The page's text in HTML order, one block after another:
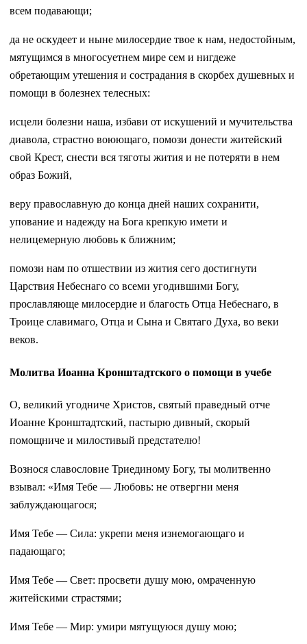
всем подавающи;
да не оскудеет и ныне милосердие твое к нам, недостойным,
мятущимся в многосуетнем мире сем и нигдеже
обретающим утешения и сострадания в скорбех душевных и
помощи в болезнех телесных:
исцели болезни наша, избави от искушений и мучительства
диавола, страстно воюющаго, помози донести житейский
свой Крест, снести вся тяготы жития и не потеряти в нем
образ Божий,
веру православную до конца дней наших сохранити,
упование и надежду на Бога крепкую имети и
нелицемерную любовь к ближним;
помози нам по отшествии из жития сего достигнути
Царствия Небеснаго со всеми угодившими Богу,
прославляюще милосердие и благость Отца Небеснаго, в
Троице славимаго, Отца и Сына и Святаго Духа, во веки
веков.
Молитва Иоанна Кронштадтского о помощи в учебе
О, великий угодниче Христов, святый праведный отче
Иоанне Кронштадтский, пастырю дивный, скорый
помощниче и милостивый предстателю!
Вознося славословие Триединому Богу, ты молитвенно
взывал: «Имя Тебе — Любовь: не отвергни меня
заблуждающагося;
Имя Тебе — Сила: укрепи меня изнемогающаго и
падающаго;
Имя Тебе — Свет: просвети душу мою, омраченную
житейскими страстями;
Имя Тебе — Мир: умири мятущуюся душу мою;